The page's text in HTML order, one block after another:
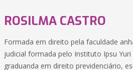
ROSILMA CASTRO
Formada em direito pela faculdade
judicial formada pelo Instituto Ipsu
graduanda em direito previdenciário,